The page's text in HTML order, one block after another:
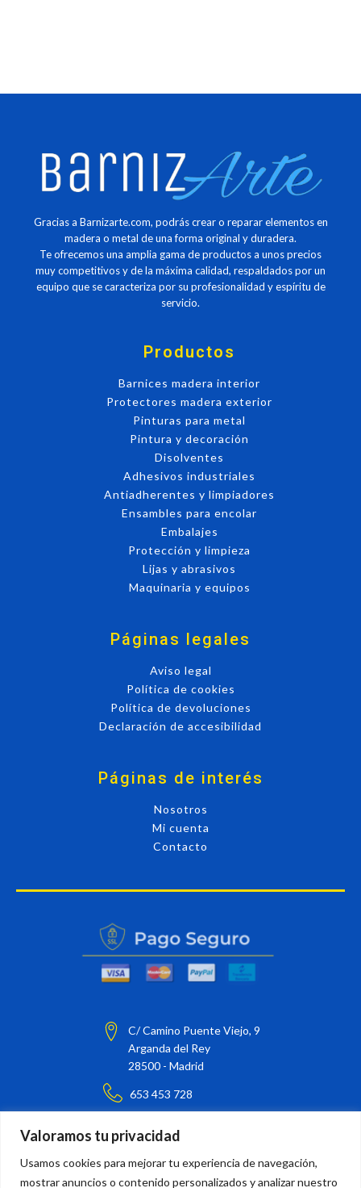
Valoramos tu privacidad
Usamos cookies para mejorar tu experiencia de navegación,
mostrar anuncios o contenido personalizados y analizar nuestro
Gracias a Barnizarte.com, podrás crear o reparar elementos en
madera o metal de una forma original y duradera.
Te ofrecemos una amplia gama de productos a unos precios
muy competitivos y de la máxima calidad, respaldados por un
equipo que se caracteriza por su profesionalidad y espíritu de
servicio.
Productos
Barnices madera interior
Protectores madera exterior
Pinturas para metal
Pintura y decoración
Disolventes
Adhesivos industriales
Antiadherentes y limpiadores
Ensambles para encolar
Embalajes
Protección y limpieza
Lijas y abrasivos
Maquinaria y equipos
Páginas legales
Aviso legal
Política de cookies
Política de devoluciones
Declaración de accesibilidad
Páginas de interés
Nosotros
Mi cuenta
Contacto
C/ Camino Puente Viejo, 9
Arganda del Rey
28500 - Madrid
653 453 728
barnizarte@barnizarte.com
¡Síguenos en nuestras redes sociales!